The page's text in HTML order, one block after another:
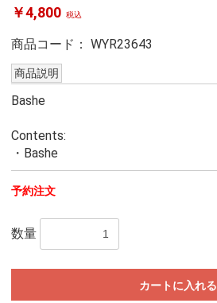
￥4,800 税込
商品コード： WYR23643
商品説明
Bashe
Contents:
・Bashe
予約注文
数量
カートに入れる